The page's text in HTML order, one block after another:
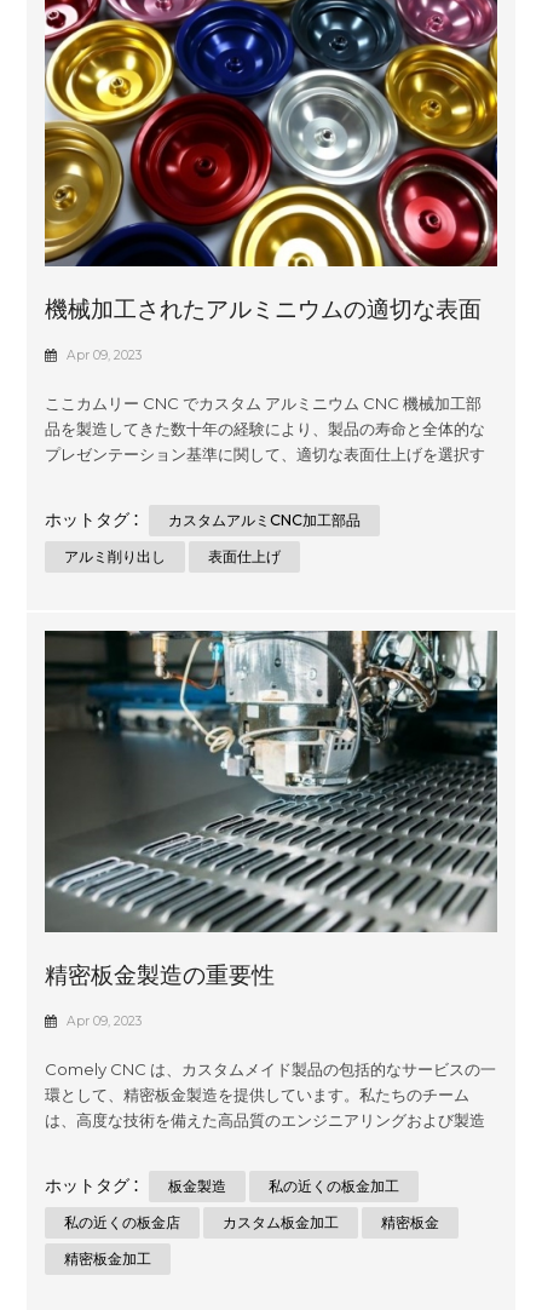
は、機械加工されたプラスチック部品に一流の表面仕上げを提
供することに誇りを持っています。当社の専門家チームは、業
界で長年の経験を持ち、お...
機械加工されたアルミニウムの適切な表面
仕上げを選択する方法は?
Apr 09, 2023
ここカムリー CNC でカスタム アルミニウム CNC 機械加工部
品を製造してきた数十年の経験により、製品の寿命と全体的な
プレゼンテーション基準に関して、適切な表面仕上げを選択す
する規模や複雑さに関係なく、さまざまな最適化された結果を
探しているクライアントのために、時間の経過とともに、従来
確保します!. 私たちのような主要な専門家のみが提供する耐久性
のある実績のあるアルミニウム製品を使用して、象徴的なデザ
インを通じてインスピレーションを得た永続的な印象を一緒に
作成できるように、今日接続しましょう! 序章 アルミニウムの機
械加工に関しては、最高品質の最終製品を確保する...
ホットタグ :
カスタムアルミCNC加工部品
アルミ削り出し
表面仕上げ
精密板金製造の重要性
Apr 09, 2023
Comely CNC は、カスタムメイド製品の包括的なサービスの一
環として、精密板金製造を提供しています。私たちのチーム
は、高度な技術を備えた高品質のエンジニアリングおよび製造
性を損なうことなく時間効率を最適化する最先端の機械を使用
して、優れた結果を提供することに尽力しています。電気配線
などの複雑な部品組み立て作業から単純な穴あけ加工まで、
Comely CNC は必要なものすべてを 1 つの屋根の下に備えてい
ホットタグ : 板金製造
私の近くの板金加工
私の近くの板金店
カスタム板金加工
精密板金
精密板金加工